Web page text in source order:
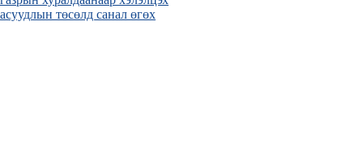
асуудлын төсөлд санал өгөх